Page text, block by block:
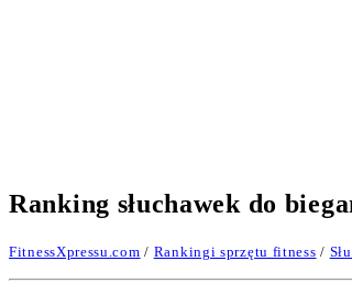
Ranking słuchawek do
FitnessXpressu.com / Rankingi sprzętu fitness /